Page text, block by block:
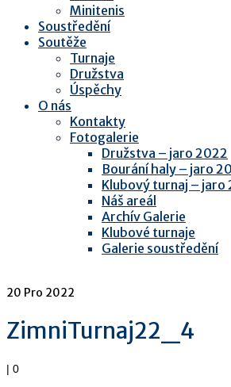
Minitenis
Soustředění
Soutěže
Turnaje
Družstva
Úspěchy
O nás
Kontakty
Fotogalerie
Družstva – jaro 2022
Bourání haly – jaro
Klubový turnaj – jaro
Náš areál
Archív Galerie
Klubové turnaje
Galerie soustředění
20 Pro 2022
ZimniTurnaj22_4
| 0